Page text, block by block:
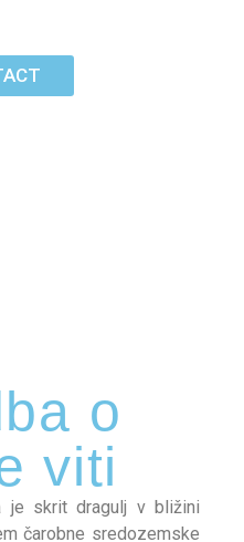
o
viti
je skrit dragulj v bližini
čarobne sredozemske